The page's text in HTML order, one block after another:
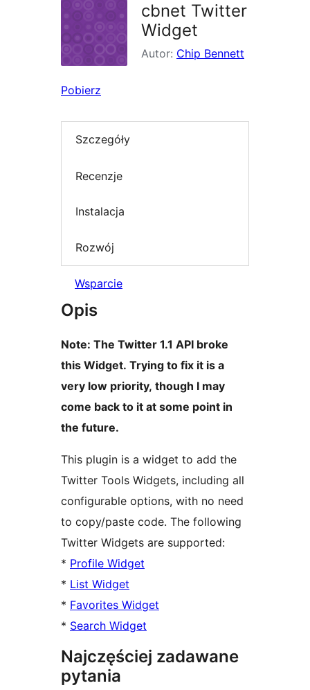
cbnet Twitter
Widget
Autor: Chip Bennett
Pobierz
Szczegóły
Recenzje
Instalacja
Rozwój
Wsparcie
Opis
Note: The Twitter 1.1 API broke
this Widget. Trying to fix it is a
very low priority, though I may
come back to it at some point in
the future.
This plugin is a widget to add the
Twitter Tools Widgets, including all
configurable options, with no need
to copy/paste code. The following
Twitter Widgets are supported:
* Profile Widget
* List Widget
* Favorites Widget
* Search Widget
Najczęściej zadawane
pytania